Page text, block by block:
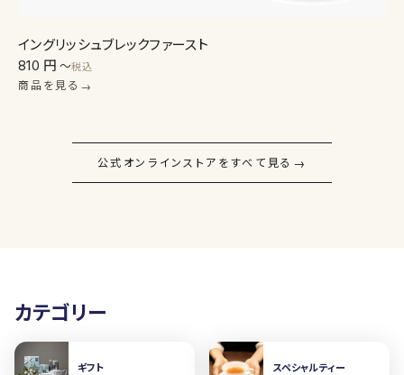
イングリッシュブレックファースト
810 円 〜税込
商品を見る →
公式オンラインストアをすべて見る →
カテゴリー
ギフト スペシャルティー